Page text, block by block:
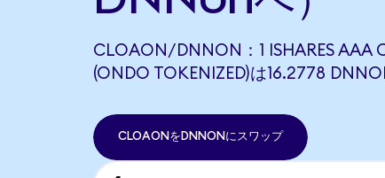
CLOAON/DNNON：1 ISHARES AAA
(ONDO TOKENIZED)は16.2778
CLOAONをDNNONにスワップ